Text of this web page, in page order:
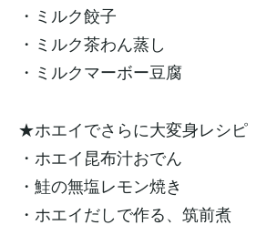
・ミルク餃子
・ミルク茶わん蒸し
・ミルクマーボー豆腐
★ホエイでさらに大変身レシピ
・ホエイ昆布汁おでん
・鮭の無塩レモン焼き
・ホエイだしで作る、筑前煮